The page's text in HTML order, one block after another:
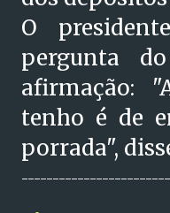
O
pergunta
afirmação:
tenho é de
porrada",